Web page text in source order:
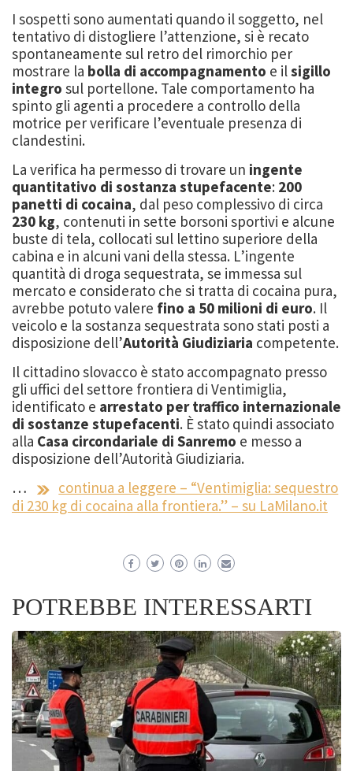
I sospetti sono aumentati quando il soggetto, nel
tentativo di distogliere l’attenzione, si è recato
spontaneamente sul retro del rimorchio per
mostrare la bolla di accompagnamento e ilsigillo
integro sul portellone. Tale comportamento ha
spinto gli agenti a procedere a controllo della
motrice per verificare l’eventuale presenza di
clandestini.
La verifica ha permesso di trovare un ingente
quantitativo di sostanza stupefacente: 200
panetti di cocaina, dal peso complessivo di circa
230 kg, contenuti in sette borsoni sportivi e alcune
buste di tela, collocati sul lettino superiore della
cabina e in alcuni vani della stessa. L’ingente
quantità di droga sequestrata, se immessa sul
mercato e considerato che si tratta di cocaina pura,
avrebbe potuto valere fino a 50 milioni di euro. Il
veicolo e la sostanza sequestrata sono stati posti a
disposizione dell’Autorità Giudiziaria competente.
Il cittadino slovacco è stato accompagnato presso
gli uffici del settore frontiera di Ventimiglia,
identificato e arrestato per traffico internazionale
di sostanze stupefacenti. È stato quindi associato
alla Casa circondariale di Sanremo e messo a
disposizione dell’Autorità Giudiziaria.
…
continua a leggere – “Ventimiglia: sequestro
di 230 kg di cocaina alla frontiera.” – su LaMilano.it
POTREBBE INTERESSARTI